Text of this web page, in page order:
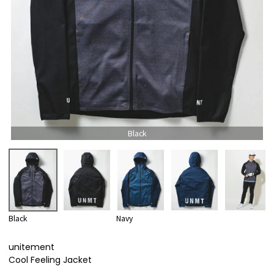
Black
Black Navy
unitement
Cool Feeling Jacket